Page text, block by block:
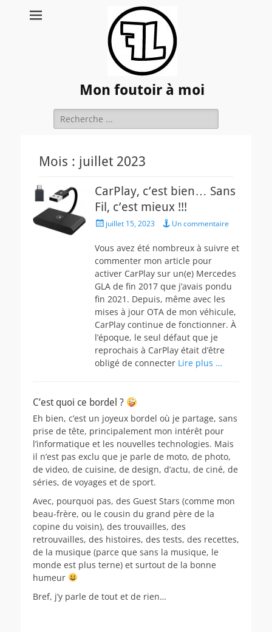
Mon foutoir à moi
Rechercher :
Mois : juillet 2023
CarPlay, c’est bien… Sans
Fil, c’est mieux !!!
Postedjuillet 15, 2023 Un commentaire
Vous avez été nombreux à suivre et
commenter mon article pour
activer CarPlay sur un(e) Mercedes
GLA de fin 2017 que j’avais pondu
fin 2021. Depuis, même avec les
mises à jour OTA de mon véhicule,
CarPlay continue de fonctionner. À
l’époque, le seul défaut que je
reprochais à CarPlay était d’être
obligé de connecter Lire plus …
C’est quoi ce bordel ?
Eh bien, c’est un joyeux bordel où je partage, sans
prise de tête, principalement mon intérêt pour
l’informatique et les nouvelles technologies. Mais
il n’est pas exclu que je parle de moto, de photo,
de video, de cuisine, de design, d’actu, de ciné, de
séries, de voyages et de sport.
Avec, pourquoi pas, des Guest Stars (comme mon
beau-frère, ou le cousin du grand père de la
copine du voisin), des trouvailles, des
retrouvailles, des histoires, des tests, des recettes,
de la musique (parce que sans la musique, le
monde est plus terne) et surtout de la bonne
humeur
Bref, j’y parle de tout et de rien…